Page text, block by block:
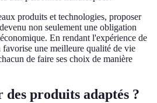
produits et technologies, proposer
non seulement une obligation
En rendant l'expérience de
une meilleure qualité de vie
de faire ses choix de manière
produits adaptés ?